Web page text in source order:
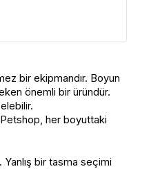
bir ekipmandır. Boyun
önemli bir üründür.
her boyuttaki
bir tasma seçimi